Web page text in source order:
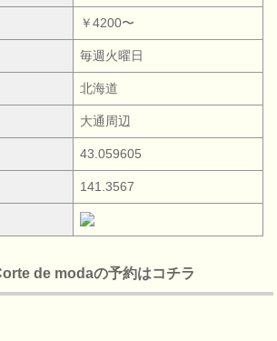
￥4200〜
毎週火曜日
北海道
大通周辺
43.059605
141.3567
de modaの予約はコチラ